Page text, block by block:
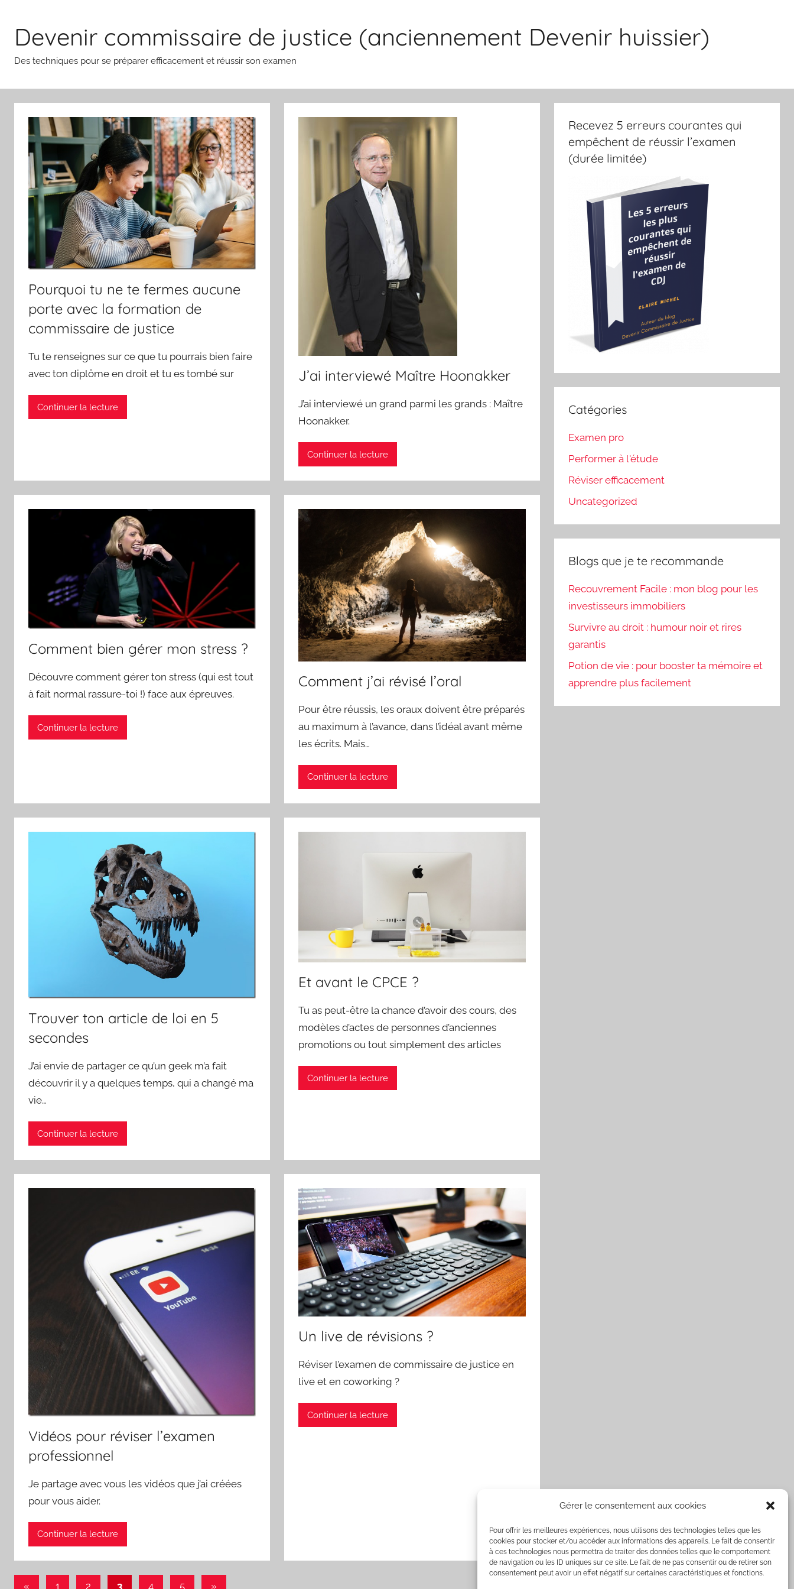
Gérer le consentement aux cookies
Pour offrir les meilleures expériences, nous utilisons des technologies telles que les
cookies pour stocker et/ou accéder aux informations des appareils. Le fait de consentir
à ces technologies nous permettra de traiter des données telles que le comportement
de navigation ou les ID uniques sur ce site. Le fait de ne pas consentir ou de retirer son
consentement peut avoir un effet négatif sur certaines caractéristiques et fonctions.
contenu
Devenir commissaire de justice (anciennement Devenir huissier)
Des techniques pour se préparer efficacement et réussir son examen
Pourquoi tu ne te fermes aucune
porte avec la formation de
commissaire de justice
Tu te renseignes sur ce que tu pourrais bien faire
avec ton diplôme en droit et tu es tombé sur
Continuer la lecture
J’ai interviewé Maître Hoonakker
J’ai interviewé un grand parmi les grands : Maître
Hoonakker.
Continuer la lecture
Comment bien gérer mon stress ?
Découvre comment gérer ton stress (qui est tout
à fait normal rassure-toi !) face aux épreuves.
Continuer la lecture
Comment j’ai révisé l’oral
Pour être réussis, les oraux doivent être préparés
au maximum à l’avance, dans l’idéal avant même
les écrits. Mais…
Continuer la lecture
Trouver ton article de loi en 5
secondes
J’ai envie de partager ce qu’un geek m’a fait
découvrir il y a quelques temps, qui a changé ma
vie…
Continuer la lecture
Et avant le CPCE ?
Tu as peut-être la chance d’avoir des cours, des
modèles d’actes de personnes d’anciennes
promotions ou tout simplement des articles
Continuer la lecture
Vidéos pour réviser l’examen
professionnel
Je partage avec vous les vidéos que j’ai créées
pour vous aider.
Continuer la lecture
Un live de révisions ?
Réviser l’examen de commissaire de justice en
live et en coworking ?
Continuer la lecture
Pagination
« Publications
1 2 3 4 5 Articles
»
Recevez 5 erreurs courantes qui
empêchent de réussir l’examen
(durée limitée)
Catégories
Examen pro
Performer à l'étude
Réviser efficacement
Uncategorized
Blogs que je te recommande
Recouvrement Facile : mon blog pour les
investisseurs immobiliers
Survivre au droit : humour noir et rires
garantis
Potion de vie : pour booster ta mémoire et
apprendre plus facilement